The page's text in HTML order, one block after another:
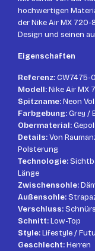
hochwertigen
der Nike Air MX
Design und seinen
Eigenschaften
Referenz:CW7475-
Modell:Nike Air MX
Spitzname:Neon
Farbgebung:Grey /
Obermaterial:
Details:Von
Polsterung
Technologie:
Länge
Zwischensohle:
Außensohle:
Verschluss:
Schnitt:Low-Top
Style:Lifestyle /
Geschlecht:Herren